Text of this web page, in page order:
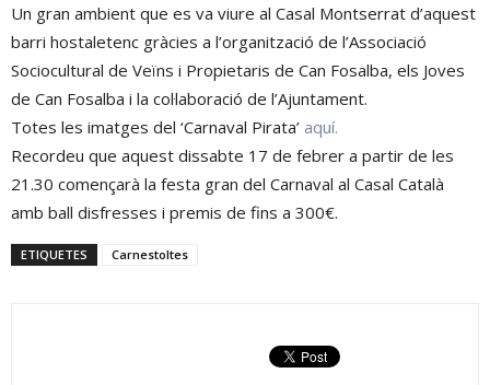
Un gran ambient que es va viure al Casal Montserrat d’aquest
barri hostaletenc gràcies a l’organització de l’Associació
Sociocultural de Veïns i Propietaris de Can Fosalba, els Joves
de Can Fosalba i la col·laboració de l’Ajuntament.
Totes les imatges del ‘Carnaval Pirata’ aquí.
Recordeu que aquest dissabte 17 de febrer a partir de les
21.30 començarà la festa gran del Carnaval al Casal Català
amb ball disfresses i premis de fins a 300€.
ETIQUETES Carnestoltes